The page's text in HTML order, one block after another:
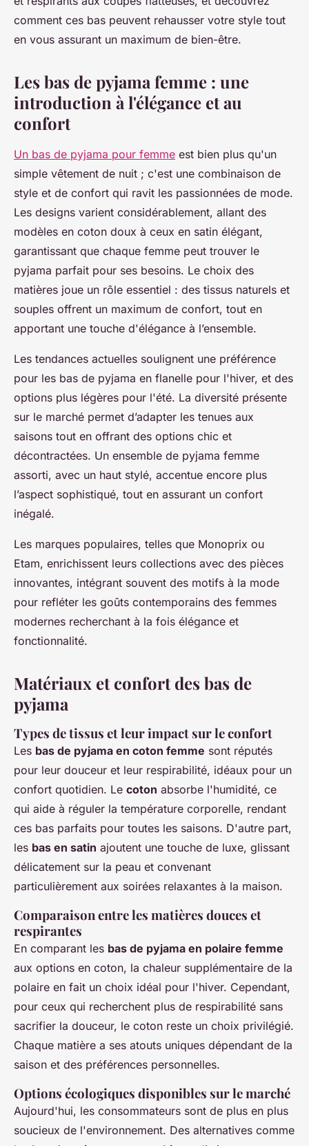
comment ces bas peuvent rehausser votre style tout
en vous assurant un maximum de bien-être.
Les bas de pyjama femme : une
introduction à l'élégance et au
confort
Un bas de pyjama pour femme est bien plus qu'un
simple vêtement de nuit ; c'est une combinaison de
style et de confort qui ravit les passionnées de mode.
Les designs varient considérablement, allant des
modèles en coton doux à ceux en satin élégant,
garantissant que chaque femme peut trouver le
pyjama parfait pour ses besoins. Le choix des
matières joue un rôle essentiel : des tissus naturels et
souples offrent un maximum de confort, tout en
apportant une touche d'élégance à l’ensemble.
Les tendances actuelles soulignent une préférence
pour les bas de pyjama en flanelle pour l'hiver, et des
options plus légères pour l'été. La diversité présente
sur le marché permet d’adapter les tenues aux
saisons tout en offrant des options chic et
décontractées. Un ensemble de pyjama femme
assorti, avec un haut stylé, accentue encore plus
l’aspect sophistiqué, tout en assurant un confort
inégalé.
Les marques populaires, telles que Monoprix ou
Etam, enrichissent leurs collections avec des pièces
innovantes, intégrant souvent des motifs à la mode
pour refléter les goûts contemporains des femmes
modernes recherchant à la fois élégance et
fonctionnalité.
Matériaux et confort des bas de
pyjama
Types de tissus et leur impact sur le confort
Les bas de pyjama en coton femme sont réputés
pour leur douceur et leur respirabilité, idéaux pour un
confort quotidien. Le coton absorbe l'humidité, ce
qui aide à réguler la température corporelle, rendant
ces bas parfaits pour toutes les saisons. D'autre part,
les bas en satin ajoutent une touche de luxe, glissant
délicatement sur la peau et convenant
particulièrement aux soirées relaxantes à la maison.
Comparaison entre les matières douces et
respirantes
En comparant les bas de pyjama en polaire femme
aux options en coton, la chaleur supplémentaire de la
polaire en fait un choix idéal pour l'hiver. Cependant,
pour ceux qui recherchent plus de respirabilité sans
sacrifier la douceur, le coton reste un choix privilégié.
Chaque matière a ses atouts uniques dépendant de la
saison et des préférences personnelles.
Options écologiques disponibles sur le marché
Aujourd'hui, les consommateurs sont de plus en plus
soucieux de l'environnement. Des alternatives comme